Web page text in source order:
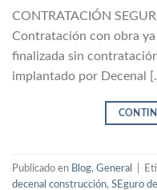
CONTRATACIÓN
Contratación con obra
finalizada sin
implantado por Decenal
Publicado en Blog, General
decenal construcción, SEguro